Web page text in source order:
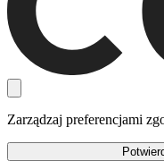
Zarządzaj preferencjami